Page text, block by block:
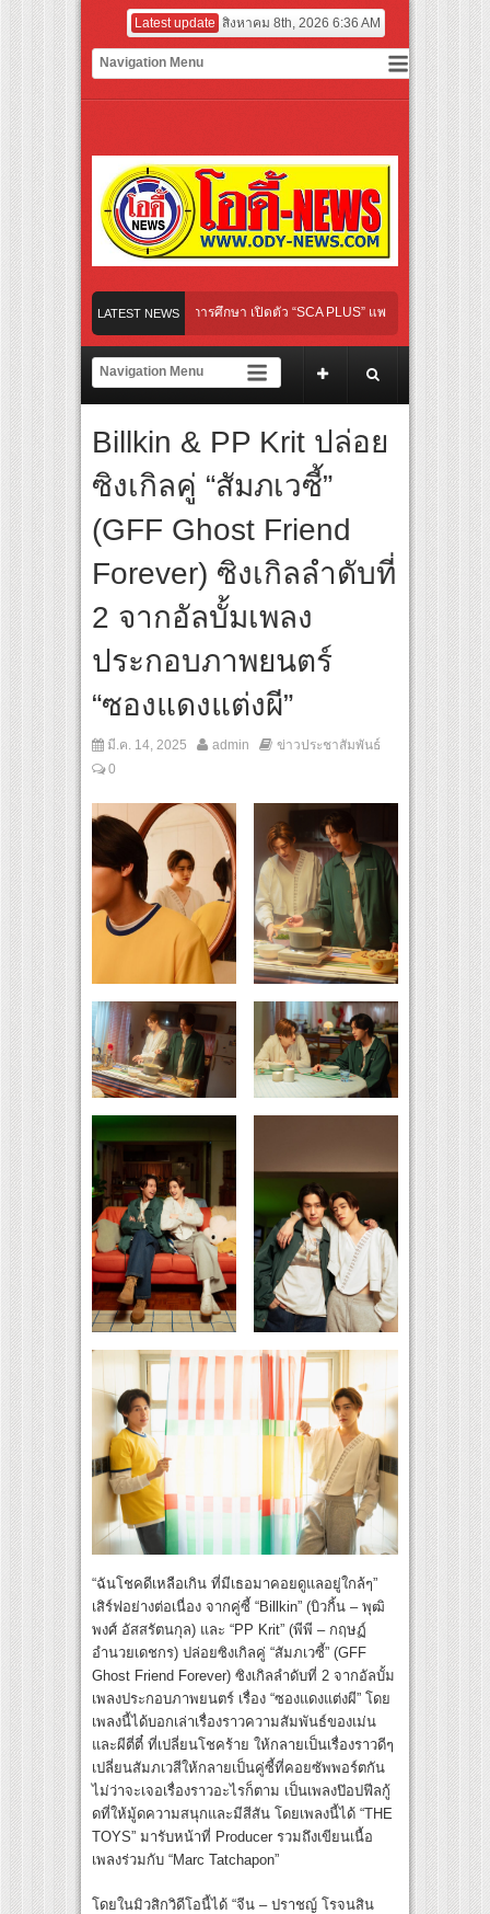
Latest update สิงหาคม 8th, 2026 6:36 AM
LATEST NEWS
กมใหม่ในวงการการศึกษา เปิดตัว “SCA PLUS” แพลตฟอร์มการเรียนรู้ “Creative
อดการลงทุนในธุรกิจการศึกษากว่า 100 ล้านบาท
ส้นทางจาการ์ตา-กรุงเทพฯ เสริม Air Connectivity ดึงนักท่องเที่ยวคุณภาพจากอินโดนี
ทย เตรียมเดบิวต์ลงซีรีย์แนวตั้ง พร้อมเขย่าวงการบันเทิงยุคดิจิทัล
ใหม่ “Your Candy” พร้อมเสิร์ฟ MV สดใส ได้ “ต้าเหนิง” และ “ณิชา” ร่วมเติมสีสัน
ลุกกระแส ผิวโชกุ ผิวโชว์ได้ ตอบโจทย์คนรุ่นใหม่
กมใหม่ในวงการการศึกษา เปิดตัว “SCA PLUS” แพลตฟอร์มการเรียนรู้ “Creative
อดการลงทุนในธุรกิจการศึกษากว่า 100 ล้านบาท
Billkin & PP Krit ปล่อย
ซิงเกิลคู่ “สัมภเวซี้”
(GFF Ghost Friend
Forever) ซิงเกิลลำดับที่
2 จากอัลบั้มเพลง
ประกอบภาพยนตร์
“ซองแดงแต่งผี”
มี.ค. 14, 2025 admin
ข่าวประชาสัมพันธ์
0
“ฉันโชคดีเหลือเกิน ที่มีเธอมาคอยดูแลอยู่ใกล้ๆ”
เสิร์ฟอย่างต่อเนื่อง จากคู่ซี้ “Billkin” (บิวกิ้น – พุฒิ
พงศ์ อัสสรัตนกุล) และ “PP Krit” (พีพี – กฤษฏ์
อำนวยเดชกร) ปล่อยซิงเกิลคู่ “สัมภเวซี้” (GFF
Ghost Friend Forever) ซิงเกิลลําดับที่ 2 จากอัลบั้ม
เพลงประกอบภาพยนตร์ เรื่อง “ซองแดงแต่งผี” โดย
เพลงนี้ได้บอกเล่าเรื่องราวความสัมพันธ์ของเม่น
และผีตี่ตี๋ ที่เปลี่ยนโชคร้าย ให้กลายเป็นเรื่องราวดีๆ
เปลี่ยนสัมภเวสีให้กลายเป็นคู่ซี้ที่คอยซัพพอร์ตกัน
ไม่ว่าจะเจอเรื่องราวอะไรก็ตาม เป็นเพลงป๊อปฟีลกู้
ดที่ให้มู้ดความสนุกและมีสีสัน โดยเพลงนี้ได้ “THE
TOYS” มารับหน้าที่ Producer รวมถึงเขียนเนื้อ
เพลงร่วมกับ “Marc Tatchapon”
โดยในมิวสิกวิดีโอนี้ได้ “จีน – ปราชญ์ โรจนสิน